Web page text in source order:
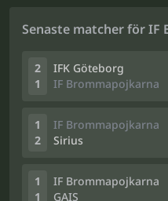
Senaste matcher för IF
2
1
IFK Göteborg
IF Brommapojkarna
1
2
IF Brommapojkarna
Sirius
1
1
IF Brommapojkarna
GAIS